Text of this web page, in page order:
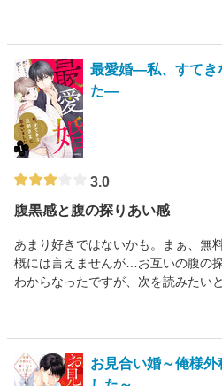
最愛婚―私、すてき
た―
3.0
腹黒感と腹の探りあい感
あまり好きではないかも。まぁ、無
概には言えませんが…お互いの腹の
わからなったですが、次を読みたい
お見合い婚～俺様